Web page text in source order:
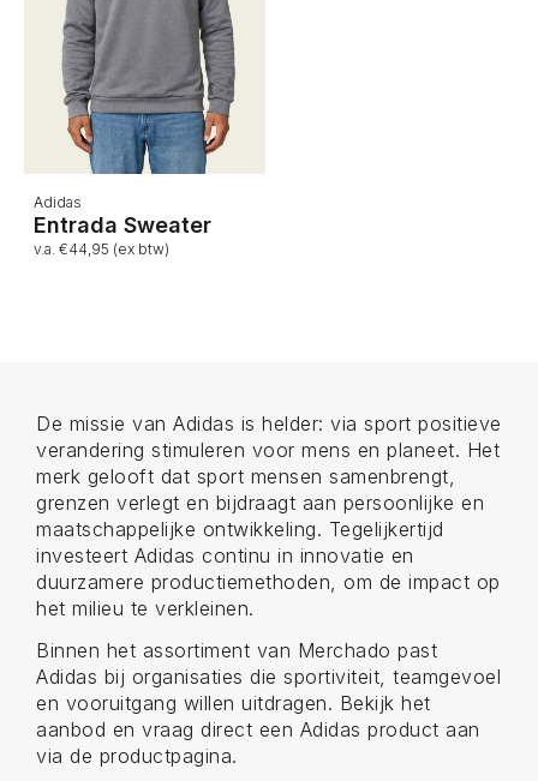
Adidas
Entrada Sweater
v.a. €44,95 (ex btw)
De missie van Adidas is helder: via sport positieve
verandering stimuleren voor mens en planeet. Het
merk gelooft dat sport mensen samenbrengt,
grenzen verlegt en bijdraagt aan persoonlijke en
maatschappelijke ontwikkeling. Tegelijkertijd
investeert Adidas continu in innovatie en
duurzamere productiemethoden, om de impact op
het milieu te verkleinen.
Binnen het assortiment van Merchado past
Adidas bij organisaties die sportiviteit, teamgevoel
en vooruitgang willen uitdragen. Bekijk het
aanbod en vraag direct een Adidas product aan
via de productpagina.